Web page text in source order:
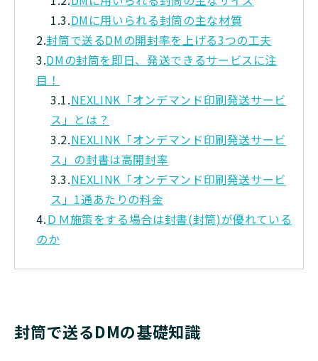
1.3.DMに用いられる封筒の主な材質
2.封筒で送るDMの開封率を上げる3つの工夫
3.DMの封筒を即日、発送できるサービスに注
目！
3.1.NEXLINK「オンデマンド印刷発送サービ
ス」とは？
3.2.NEXLINK「オンデマンド印刷発送サービ
ス」の封書は高開封率
3.3.NEXLINK「オンデマンド印刷発送サービ
ス」1通あたりの料金
4.ＤＭ施策をする場合は封書(封筒)が優れている
のか
封筒で送るDMの基礎知識